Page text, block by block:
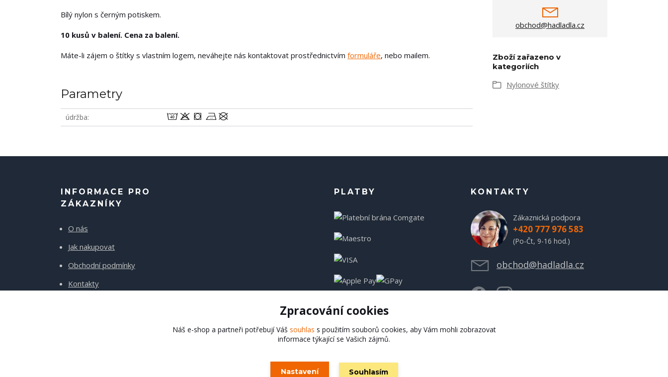
Bílý nylon s černým potiskem.
10 kusů v balení. Cena za balení.
Máte-li zájem o štítky s vlastním logem, neváhejte nás kontaktovat prostřednictvím formuláře, nebo mailem.
Parametry
údržba 8oabU
obchod@hadladla.cz
Zboží zařazeno v
kategoriích
Nylonové štítky
INFORMACE PRO
ZÁKAZNÍKY
O nás
Jak nakupovat
Obchodní podmínky
Kontakty
PLATBY KONTAKTY
Zákaznická podpora
+420 777 976 583
(Po-Čt, 9-16 hod.)
obchod@hadladla.cz
Hadladla.cz
Zpracování cookies
Náš e-shop a partneři potřebují Váš souhlas s použitím souborů cookies, aby Vám mohli zobrazovat
informace týkající se Vašich zájmů.
Nastavení Souhlasím